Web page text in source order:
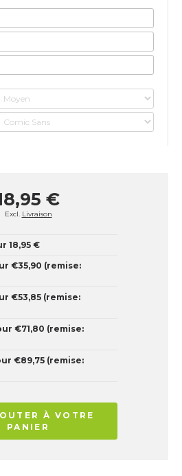
€
Excl. Livraison
18,95 €
€35,90 (remise:
€53,85 (remise:
€71,80 (remise:
€89,75 (remise:
À VOTRE
PANIER